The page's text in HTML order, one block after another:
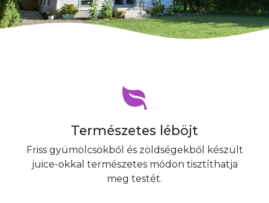
Természetes léböjt
Friss gyümölcsökből és zöldségekből készült
juice-okkal természetes módon tisztíthatja
meg testét.